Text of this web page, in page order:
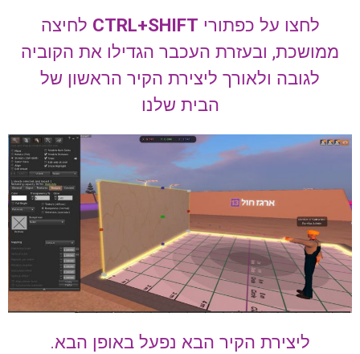
לחצו על כפתורי CTRL+SHIFT לחיצה
ממושכת, ובעזרת העכבר הגדילו את הקוביה
לגובה ולאורך ליצירת הקיר הראשון של
הבית שלנו
ליצירת הקיר הבא נפעל באופן הבא.